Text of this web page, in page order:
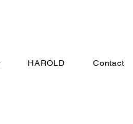
HAROLD Contact